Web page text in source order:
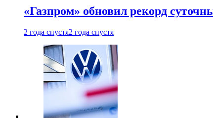
«Газпром» обновил рекорд
2 года спустя2 года спустя